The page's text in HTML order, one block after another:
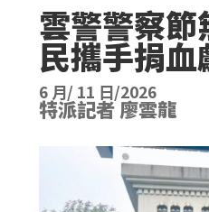
雲警警察節
民攜手捐血
6 月/ 11 日/2026
特派記者 廖雲龍